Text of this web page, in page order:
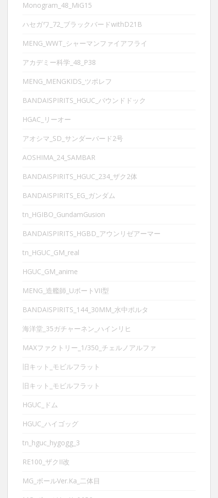
Monogram_48_MiG15
ハセガワ_72_ブラックバードwithD21B
MENG_WWT_シャーマンファイアフライ
アカデミー科学_48_P38
MENG_MENGKIDS_ツポレフ
BANDAISPIRITS_HGUC_バウンドドック
HGAC_リーオー
アオシマ_SD_サンダーバード2号
AOSHIMA_24_SAMBAR
BANDAISPIRITS_HGUC_234_ザク2体
BANDAISPIRITS_EG_ガンダム
tn_HGIBO_GundamGusion
BANDAISPIRITS_HGBD_アウンリゼアーマー
tn_HGUC_GM_real
HGUC_GM_anime
MENG_造艦師_UボートVII型
BANDAISPIRITS_144_30MM_水中ポルタ
海洋堂_35ガチャーネン_ハインリヒ
MAXファクトリー_1/350_チェルノアルファ
旧キット_モビルフラット
旧キット_モビルフラット
HGUC_ドム
HGUC_ハイゴッグ
tn_hguc_hygogg_3
RE100_ザクII改
MG_ボールVer.Ka_二体目